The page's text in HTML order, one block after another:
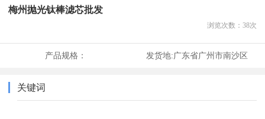
梅州抛光钛棒滤芯批发
浏览次数： 38次
产品规格： 发货地:广东省广州市南沙区
关键词